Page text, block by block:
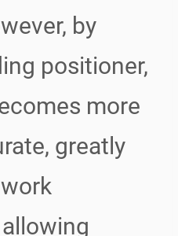
by
positioner,
more
greatly